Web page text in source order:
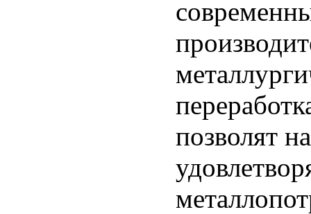
позволят